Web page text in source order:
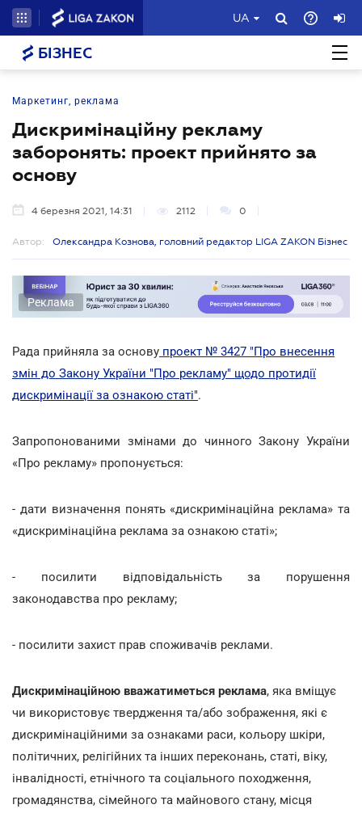
UA
БІЗНЕС
Маркетинг, реклама
Дискримінаційну рекламу
заборонять: проект прийнято за
основу
4 березня 2021, 14:31 2112 0
Автор: Олександра Кознова, головний редактор LIGA ZAKON Бізнес
Реклама
Рада прийняла за основу проект № 3427 "Про внесення
змін до Закону України "Про рекламу" щодо протидії
дискримінації за ознакою статі".
Запропонованими змінами до чинного Закону України
«Про рекламу» пропонується:
- дати визначення понять «дискримінаційна реклама» та
«дискримінаційна реклама за ознакою статі»;
- посилити відповідальність за порушення
законодавства про рекламу;
- посилити захист прав споживачів реклами.
Дискримінаційною вважатиметься реклама, яка вміщує
чи використовує твердження та/або зображення, які є
дискримінаційними за ознаками раси, кольору шкіри,
політичних, релігійних та інших переконань, статі, віку,
інвалідності, етнічного та соціального походження,
громадянства, сімейного та майнового стану, місця